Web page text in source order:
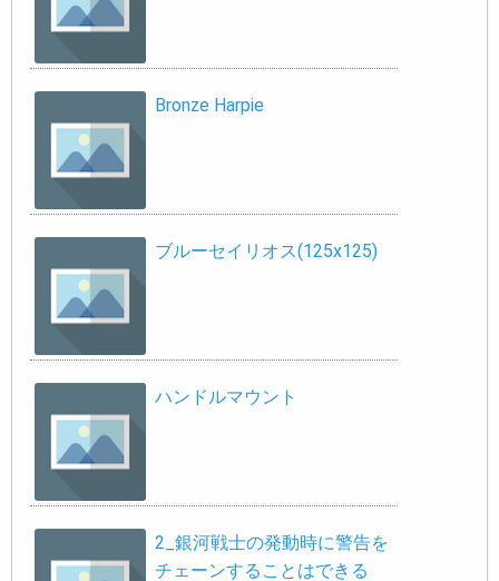
Bronze Harpie
ブルーセイリオス(125x125)
ハンドルマウント
2_銀河戦士の発動時に警告を
チェーンすることはできる